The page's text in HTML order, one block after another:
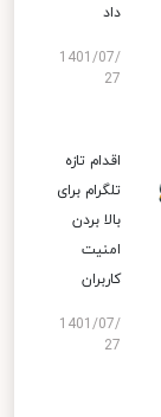
داد
1401/07/
27
اقدام تازه
تلگرام برای
بالا بردن
امنیت
کاربران
1401/07/
27